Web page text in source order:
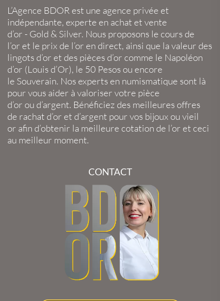
L’Agence BDOR est une agence privée et
indépendante, experte en achat et vente
d’or - Gold & Silver. Nous proposons le cours de
l’or et le prix de l’or en direct, ainsi que la valeur des
lingots d’or et des pièces d’or comme le Napoléon
d’or (Louis d’Or), le 50 Pesos ou encore
le Souverain. Nos experts en numismatique sont là
pour vous aider à valoriser votre pièce
d’or ou d’argent. Bénéficiez des meilleures offres
de rachat d’or et d’argent pour vos bijoux ou vieil
or afin d’obtenir la meilleure cotation de l’or et ceci
au meilleur moment.
CONTACT